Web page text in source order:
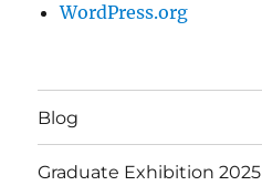
WordPress.org
Blog
Graduate Exhibition 2025